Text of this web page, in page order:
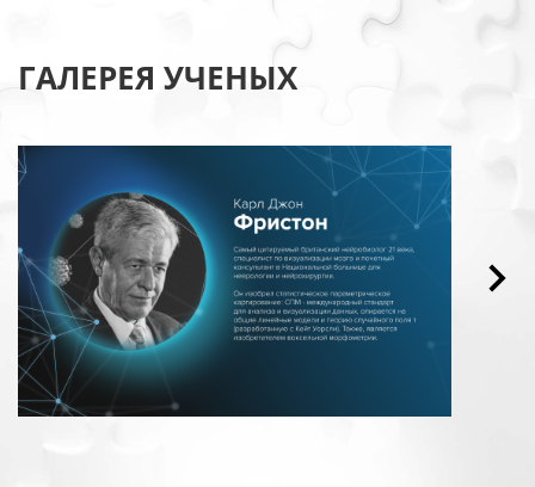
ГАЛЕРЕЯ УЧЕНЫХ